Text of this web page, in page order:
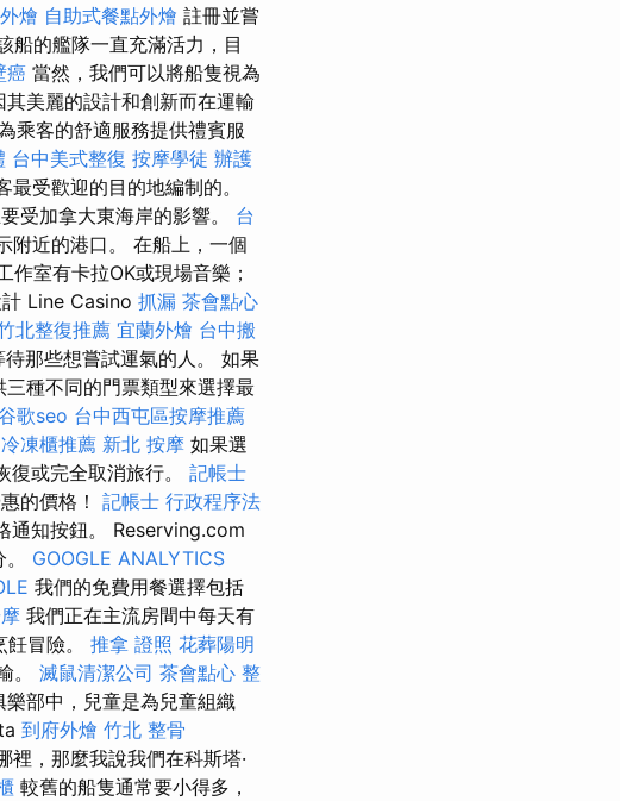
燴 自助式餐點外燴 註冊並嘗
船的艦隊一直充滿活力，目
癌 當然，我們可以將船隻視為
其美麗的設計和創新而在運輸
乘客的舒適服務提供禮賓服
台中美式整復 按摩學徒 辦護
受歡迎的目的地編制的。
受加拿大東海岸的影響。 台
附近的港口。 在船上，一個
室有卡拉OK或現場音樂；
Line Casino 抓漏 茶會點心
北整復推薦 宜蘭外燴 台中搬
那些想嘗試運氣的人。 如果
種不同的門票類型來選擇最
歌seo 台中西屯區按摩推薦
冷凍櫃推薦 新北 按摩 如果選
或完全取消旅行。 記帳士
的價格！ 記帳士 行政程序法
通知按鈕。 Reserving.com
GOOGLE ANALYTICS
我們的免費用餐選擇包括
我們正在主流房間中每天有
冒險。 推拿 證照 花葬陽明
。 滅鼠清潔公司 茶會點心 整
部中，兒童是為兒童組織
到府外燴 竹北 整骨
，那麼我說我們在科斯塔·
較舊的船隻通常要小得多，